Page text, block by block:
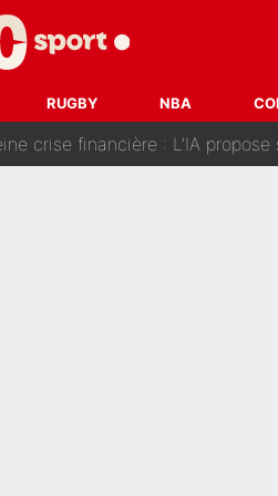
RUGBY NBA
de France Télévisions relance la
qui effraie le peloton, «c’est la
: L’IA propose sept noms à l’OM